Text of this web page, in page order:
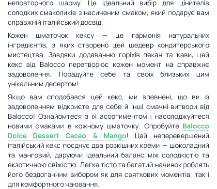
неповторного шарму. Це ідеальний вибір для цінителів
солодких смаколиків з насиченим смаком, який подарує вам
справжній італійський досвід.
Кожен шматочок кексу — це гармонія натуральних
інгредієнтів, з яких створено цей шедевр кондитерського
мистецтва. Завдяки додаванню горіхів пекан та кави, цей
кекс від Balocco перетворює кожен момент на справжнє
задоволення. Порадуйте себе та своїх близьких цим
унікальним десертом!
Якщо вам сподобався цей кекс, ми впевнені, що ви із
задоволенням відкриєте для себе й інші смачні витвори від
Balocco! Ознайомтеся з їх асортиментом і насолоджуйтеся
новими смаками в кожному шматочку. Спробуйте Balocco
Dolce Dessert Cacao & Mango! Цей неперевершений
італійський кекс поєднує два розкішних креми — шоколадний
та манговий, даруючи ідеальний баланс між солодкістю та
екзотичною свіжістю. Легке тісто та багатий начинок роблять
його бездоганним вибором як для святкових моментів, так і
для комфортного чаювання.